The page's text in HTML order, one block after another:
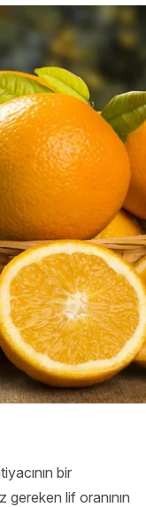
bir
gereken lif oranının